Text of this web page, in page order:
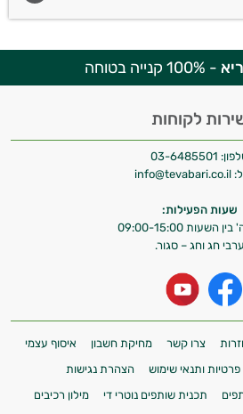
- 100% קנייה בטוחה
לקוחות
03-6485501
info@tevabari.co.il
שעות הפעילות:
השעות 09:00-15:00
ערבי חג וחג – סגור.
צרו קשר מחיקת חשבון
איסוף עצמי
פרטיות ותנאי שימוש
הצהרת נגישות
תכנית שותפים נוטרי די
מילון רכיבים